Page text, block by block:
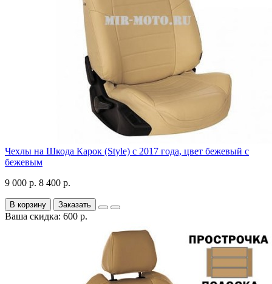
Чехлы на Шкода Карок (Style) с 2017 года, цвет бежевый с
бежевым
9 000 р. 8 400 р.
В корзину Заказать
Ваша скидка: 600 р.